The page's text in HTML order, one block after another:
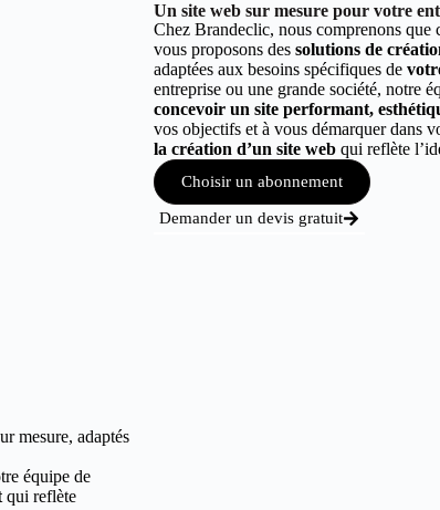
Un site web sur mesure pour votre
Chez Brandeclic, nous comprenons que
vous proposons des solutions de
adaptées aux besoins spécifiques de
entreprise ou une grande société, notre
concevoir un site performant,
vos objectifs et à vous démarquer dans
la création d’un site web qui reflète
Choisir un abonnement
Demander un devis gratuit
mesure, adaptés
équipe de
qui reflète